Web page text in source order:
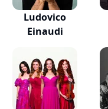
Ludovico
Einaudi